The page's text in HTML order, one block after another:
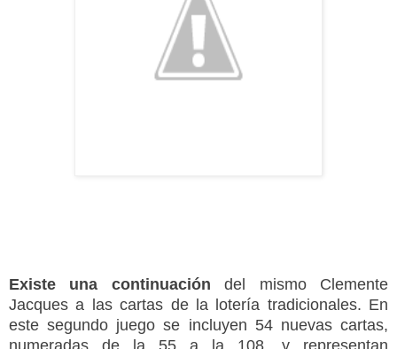
Existe una continuación del mismo Clemente
Jacques a las cartas de la lotería tradicionales. En
este segundo juego se incluyen 54 nuevas cartas,
numeradas de la 55 a la 108, y representan